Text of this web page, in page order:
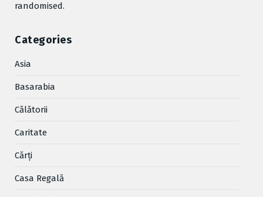
randomised.
Categories
Asia
Basarabia
Cǎlǎtorii
Caritate
Cărţi
Casa Regală